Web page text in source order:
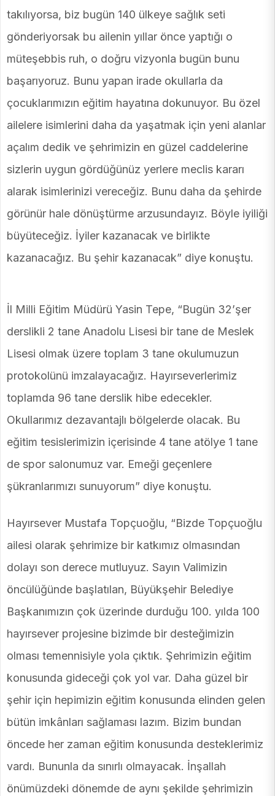
takılıyorsa, biz bugün 140 ülkeye sağlık seti
gönderiyorsak bu ailenin yıllar önce yaptığı o
müteşebbis ruh, o doğru vizyonla bugün bunu
başarıyoruz. Bunu yapan irade okullarla da
çocuklarımızın eğitim hayatına dokunuyor. Bu özel
ailelere isimlerini daha da yaşatmak için yeni alanlar
açalım dedik ve şehrimizin en güzel caddelerine
sizlerin uygun gördüğünüz yerlere meclis kararı
alarak isimlerinizi vereceğiz. Bunu daha da şehirde
görünür hale dönüştürme arzusundayız. Böyle iyiliği
büyüteceğiz. İyiler kazanacak ve birlikte
kazanacağız. Bu şehir kazanacak” diye konuştu.
İl Milli Eğitim Müdürü Yasin Tepe, “Bugün 32’şer
derslikli 2 tane Anadolu Lisesi bir tane de Meslek
Lisesi olmak üzere toplam 3 tane okulumuzun
protokolünü imzalayacağız. Hayırseverlerimiz
toplamda 96 tane derslik hibe edecekler.
Okullarımız dezavantajlı bölgelerde olacak. Bu
eğitim tesislerimizin içerisinde 4 tane atölye 1 tane
de spor salonumuz var. Emeği geçenlere
şükranlarımızı sunuyorum” diye konuştu.
Hayırsever Mustafa Topçuoğlu, “Bizde Topçuoğlu
ailesi olarak şehrimize bir katkımız olmasından
dolayı son derece mutluyuz. Sayın Valimizin
öncülüğünde başlatılan, Büyükşehir Belediye
Başkanımızın çok üzerinde durduğu 100. yılda 100
hayırsever projesine bizimde bir desteğimizin
olması temennisiyle yola çıktık. Şehrimizin eğitim
konusunda gideceği çok yol var. Daha güzel bir
şehir için hepimizin eğitim konusunda elinden gelen
bütün imkânları sağlaması lazım. Bizim bundan
öncede her zaman eğitim konusunda desteklerimiz
vardı. Bununla da sınırlı olmayacak. İnşallah
önümüzdeki dönemde de aynı şekilde şehrimizin